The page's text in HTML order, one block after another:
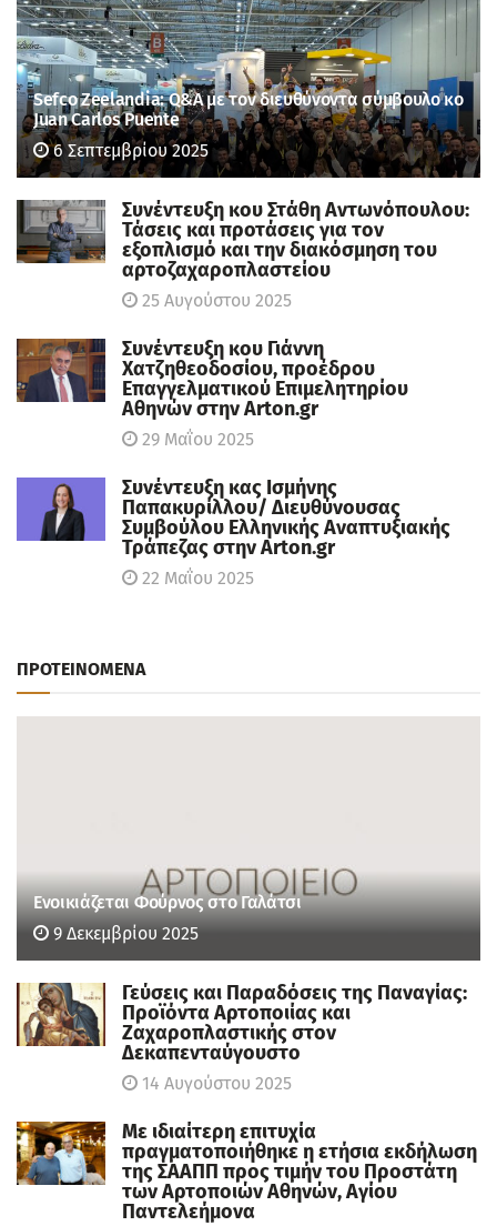
Sefco Zeelandia: Q&A με τον διευθύνοντα σύμβουλο κο
Juan Carlos Puente
6 Σεπτεμβρίου 2025
Συνέντευξη κου Στάθη Αντωνόπουλου:
Τάσεις και προτάσεις για τον
εξοπλισμό και την διακόσμηση του
αρτοζαχαροπλαστείου
25 Αυγούστου 2025
Συνέντευξη κου Γιάννη
Χατζηθεοδοσίου, πρoέδρου
Επαγγελματικού Επιμελητηρίου
Αθηνών στην Arton.gr
29 Μαΐου 2025
Συνέντευξη κας Ισμήνης
Παπακυρίλλου/ Διευθύνουσας
Συμβούλου Ελληνικής Αναπτυξιακής
Τράπεζας στην Arton.gr
22 Μαΐου 2025
ΠΡΟΤΕΙΝΟΜΕΝΑ
Ενοικιάζεται Φούρνος στο Γαλάτσι
9 Δεκεμβρίου 2025
Γεύσεις και Παραδόσεις της Παναγίας:
Προϊόντα Αρτοποιίας και
Ζαχαροπλαστικής στον
Δεκαπενταύγουστο
14 Αυγούστου 2025
Με ιδιαίτερη επιτυχία
πραγματοποιήθηκε η ετήσια εκδήλωση
της ΣΑΑΠΠ προς τιμήν του Προστάτη
των Αρτοποιών Αθηνών, Αγίου
Παντελεήμονα